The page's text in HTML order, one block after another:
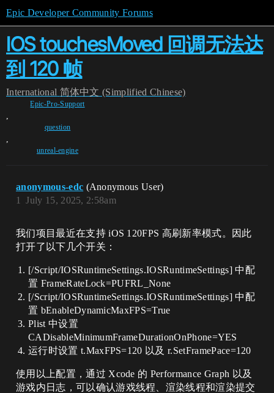
Epic Developer Community Forums
IOS touchesMoved 回调无法达
到 120 帧
International 简体中文 (Simplified Chinese)
Epic-Pro-Support
,
question
,
unreal-engine
anonymous-edc (Anonymous User)
July 15, 2025, 2:58am
1
我们项目最近在支持 iOS 120FPS 高刷新率模式。因此
打开了以下几个开关：
[/Script/IOSRuntimeSettings.IOSRuntimeSettings] 中配
置 FrameRateLock=PUFRL_None
[/Script/IOSRuntimeSettings.IOSRuntimeSettings] 中配
置 bEnableDynamicMaxFPS=True
Plist 中设置
CADisableMinimumFrameDurationOnPhone=YES
运行时设置 t.MaxFPS=120 以及 r.SetFramePace=120
使用以上配置，通过 Xcode 的 Performance Graph 以及
游戏内日志，可以确认游戏线程、渲染线程和渲染提交